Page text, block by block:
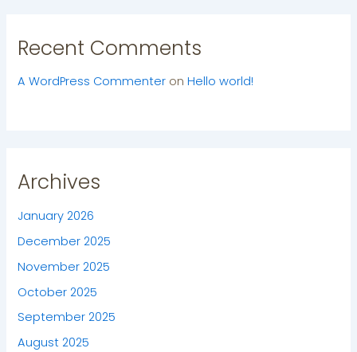
Recent Comments
A WordPress Commenter onHello world!
Archives
January 2026
December 2025
November 2025
October 2025
September 2025
August 2025